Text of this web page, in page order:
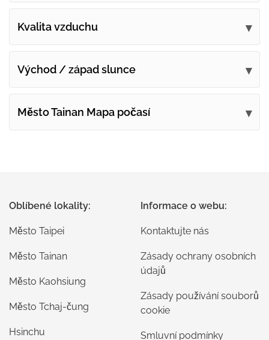
Kvalita vzduchu
Východ / západ slunce
Město Tainan Mapa počasí
Oblíbené lokality:
Město Taipei
Město Tainan
Město Kaohsiung
Město Tchaj-čung
Hsinchu
Informace o webu:
Kontaktujte nás
Zásady ochrany osobních
údajů
Zásady používání souborů
cookie
Smluvní podmínky